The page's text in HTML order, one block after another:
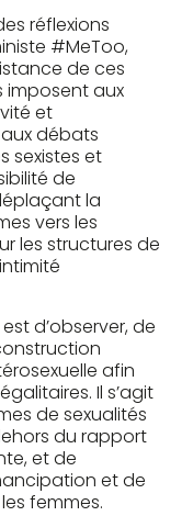
réflexions
#MeToo,
de ces
imposent aux
et
débats
sexistes et
de
la
vers les
les structures de
d’observer, de
afin
Il s’agit
de sexualités
du rapport
et de
et de
femmes.